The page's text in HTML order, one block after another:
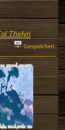
Thelyn
Gespeichert